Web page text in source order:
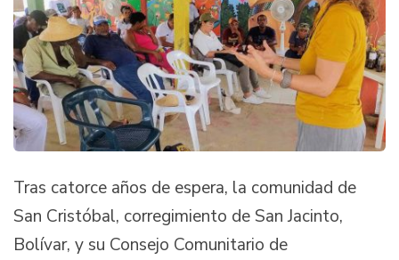
Tras catorce años de espera, la comunidad de
San Cristóbal, corregimiento de San Jacinto,
Bolívar, y su Consejo Comunitario de